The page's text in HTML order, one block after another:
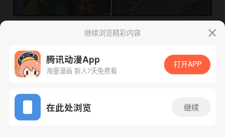
App免费看
下一话 腾漫App免费看
继续浏览精彩内容
腾讯动漫App
海量漫画 新人7天免费看
打开APP
在此处浏览 继续